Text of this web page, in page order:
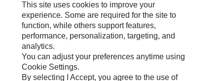
サイト･マップ
Cookie Settings
法的事項
プライバシー
This site uses cookies to improve your
experience. Some are required for the site to
function, while others support features,
performance, personalization, targeting, and
analytics.
You can adjust your preferences anytime using
Cookie Settings.
By selecting I Accept, you agree to the use of